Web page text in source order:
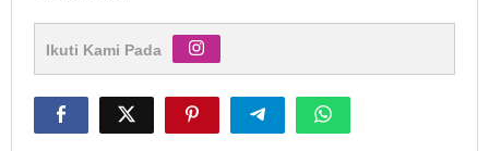
Ikuti Kami Pada